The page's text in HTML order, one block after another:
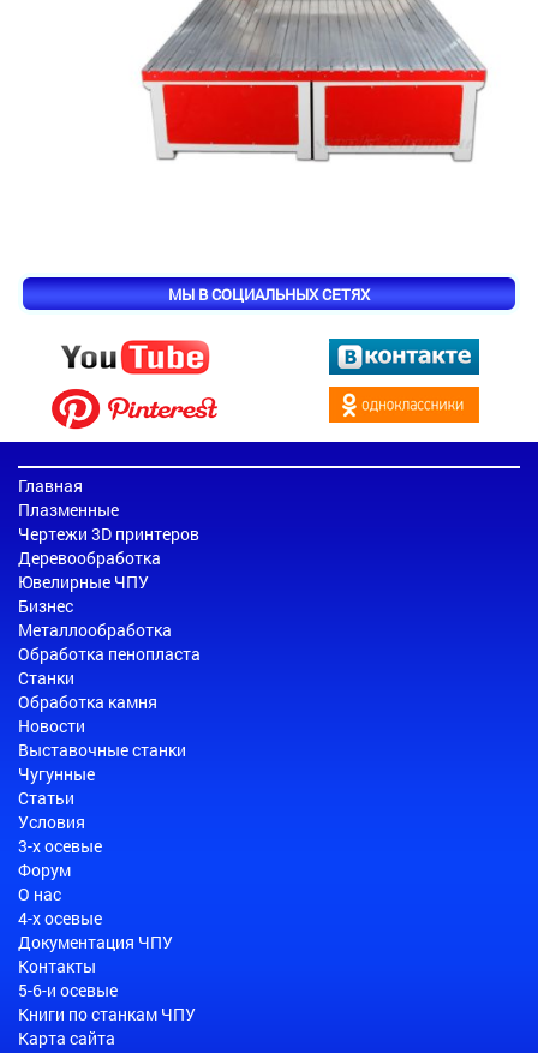
МЫ В СОЦИАЛЬНЫХ СЕТЯХ
Главная
Плазменные
Чертежи 3D принтеров
Деревообработка
Ювелирные ЧПУ
Бизнес
Металлообработка
Обработка пенопласта
Станки
Обработка камня
Новости
Выставочные станки
Чугунные
Статьи
Условия
3-х осевые
Форум
О нас
4-х осевые
Документация ЧПУ
Контакты
5-6-и осевые
Книги по станкам ЧПУ
Карта сайта